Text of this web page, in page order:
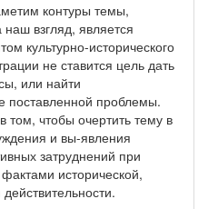
контуры темы,
взгляд, является
культурно-исторического
не ставится цель дать
или найти
проблемы.
том, чтобы очертить тему в
и вы-явления
затруднений при
исторической,